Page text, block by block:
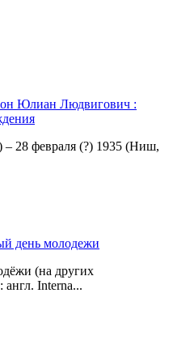
Юлиан Людвигович :
– 28 февраля (?) 1935 (Ниш,
день молодежи
(на других
Interna...